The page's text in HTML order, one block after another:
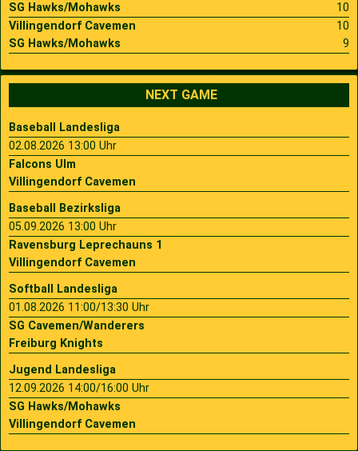
SG Hawks/Mohawks
10
Villingendorf Cavemen
10
SG Hawks/Mohawks
9
NEXT GAME
Baseball Landesliga
02.08.2026 13:00 Uhr
Falcons Ulm
Villingendorf Cavemen
Baseball Bezirksliga
05.09.2026 13:00 Uhr
Ravensburg Leprechauns 1
Villingendorf Cavemen
Softball Landesliga
01.08.2026 11:00/13:30 Uhr
SG Cavemen/Wanderers
Freiburg Knights
Jugend Landesliga
12.09.2026 14:00/16:00 Uhr
SG Hawks/Mohawks
Villingendorf Cavemen